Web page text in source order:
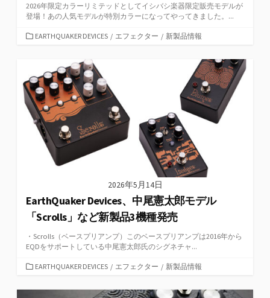
2026年限定カラーリミテッドとしてイシバシ楽器限定販売モデルが
登場！あの人気モデルが特別カラーになってやってきました。...
カ
ー
EARTHQUAKER DEVICES / エフェクター / 新製品情報
2026年5月14日
EarthQuaker Devices、中尾憲太郎モデル
「Scrolls」など新製品3機種発売
・Scrolls（ベースプリアンプ）このベースプリアンプは2016年から
EQDをサポートしている中尾憲太郎氏のシグネチャ...
カ
ゴ
EARTHQUAKER DEVICES / エフェクター / 新製品情報